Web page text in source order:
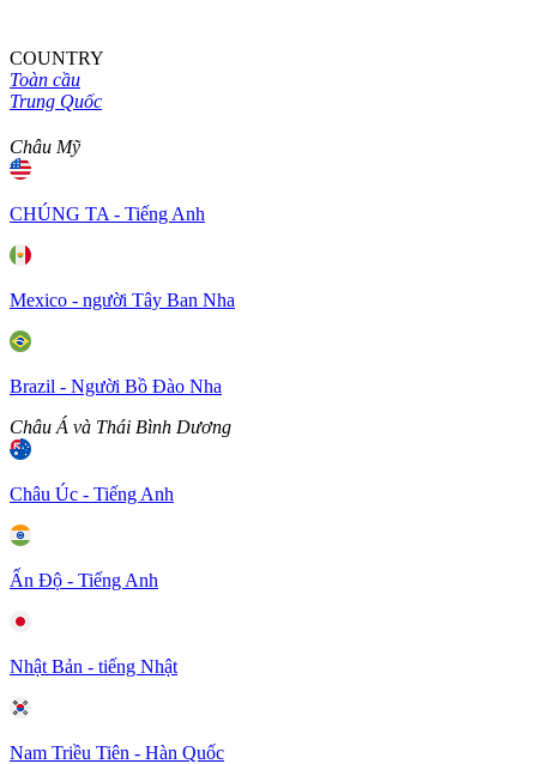
COUNTRY
Toàn cầu
Trung Quốc
Châu Mỹ
CHÚNG TA - Tiếng Anh
Mexico - người Tây Ban Nha
Brazil - Người Bồ Đào Nha
Châu Á và Thái Bình Dương
Châu Úc - Tiếng Anh
Ấn Độ - Tiếng Anh
Nhật Bản - tiếng Nhật
Nam Triều Tiên - Hàn Quốc